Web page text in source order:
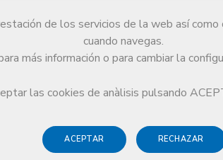
de los servicios de la web así como
cuando navegas.
más información o para cambiar la
las cookies de anàlisis pulsando
ACEPTAR RECHAZAR